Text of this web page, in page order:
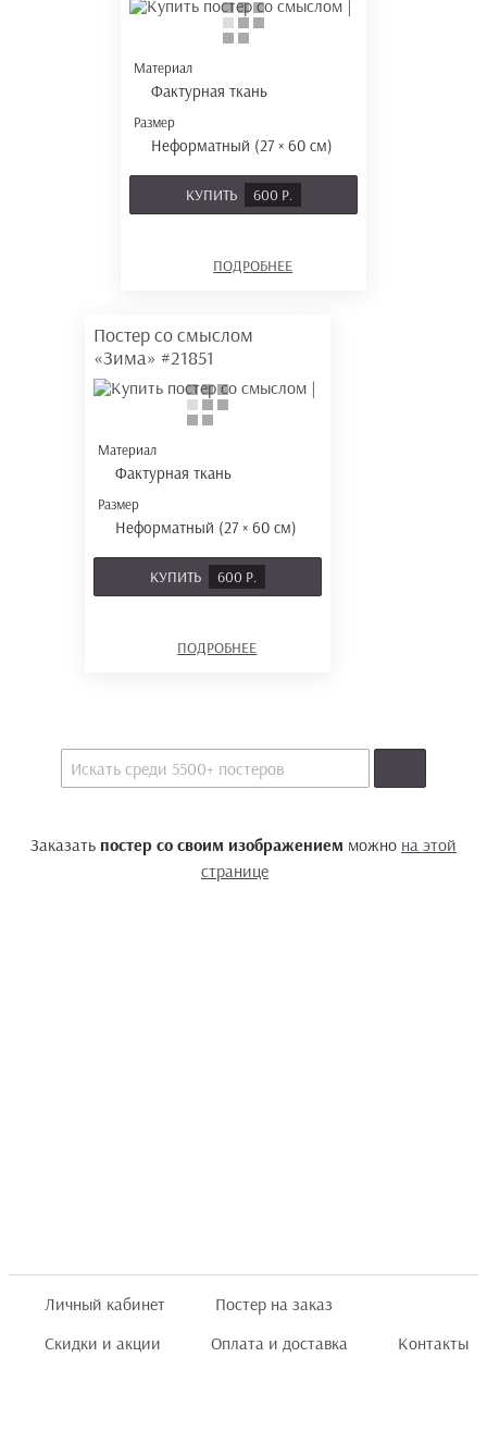
Материал
Фактурная ткань
Размер
Неформатный (27 × 60 см)
КУПИТЬ 600 Р.
ПОДРОБНЕЕ
Постер со смыслом
«Зима» #21851
Материал
Фактурная ткань
Размер
Неформатный (27 × 60 см)
КУПИТЬ 600 Р.
ПОДРОБНЕЕ
Заказать постер со своим изображением можно на этой
странице
Личный кабинет
Постер на заказ
Скидки и акции
Оплата и доставка
Контакты